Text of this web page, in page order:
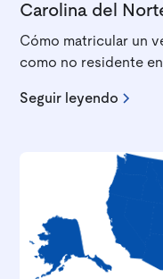
Carolina del
Cómo matricular un
como no residente en
Seguir leyendo